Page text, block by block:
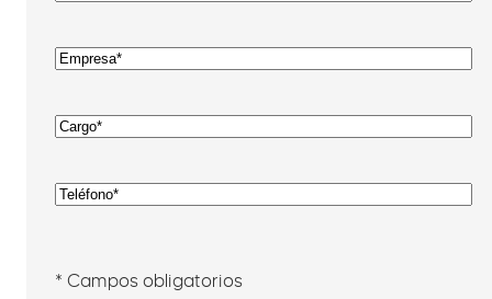
Empresa
Cargo
Teléfono
* Campos obligatorios